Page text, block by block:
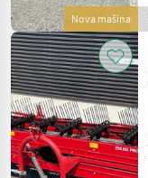
Nova mašina